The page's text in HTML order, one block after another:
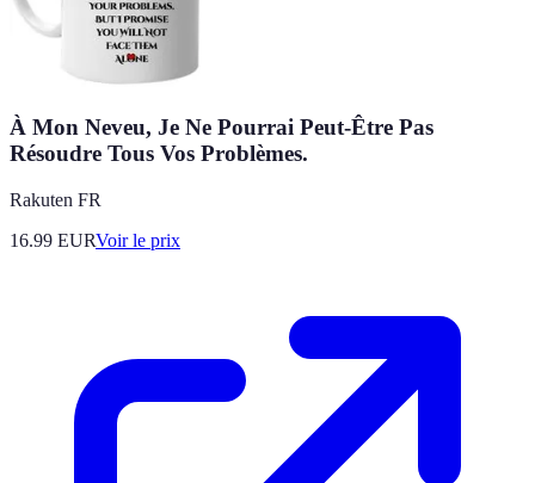
À Mon Neveu, Je Ne Pourrai Peut-Être Pas
Résoudre Tous Vos Problèmes.
Rakuten FR
16.99 EURVoir le prix